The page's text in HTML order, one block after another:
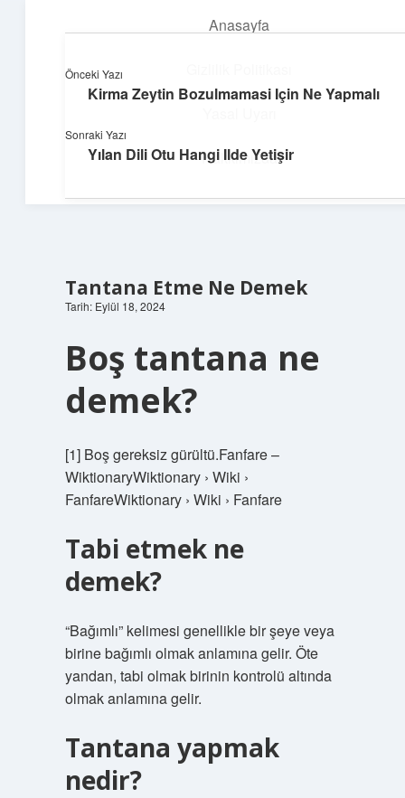
Anasayfa
Hakkımızda
Dijital Dünya Günlüğü
Tantana Etme Ne Demek
Tarih: Eylül 18, 2024
Boş tantana ne
demek?
[1] Boş gereksiz gürültü.Fanfare –
WiktionaryWiktionary › Wiki ›
FanfareWiktionary › Wiki › Fanfare
Tabi etmek ne
demek?
“Bağımlı” kelimesi genellikle bir şeye veya
birine bağımlı olmak anlamına gelir. Öte
yandan, tabi olmak birinin kontrolü altında
olmak anlamına gelir.
Tantana yapmak
nedir?
Önceki Yazı
Kirma Zeytin Bozulmamasi Için Ne Yapmalı
Sonraki Yazı
Yılan Dili Otu Hangi Ilde Yetişir